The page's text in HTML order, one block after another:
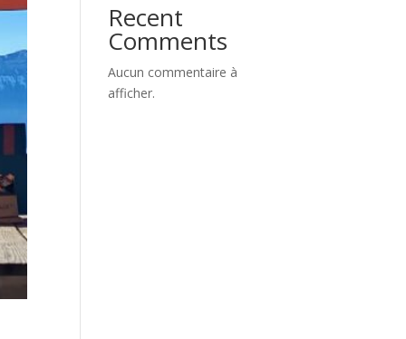
Recent
Comments
Aucun commentaire à
afficher.